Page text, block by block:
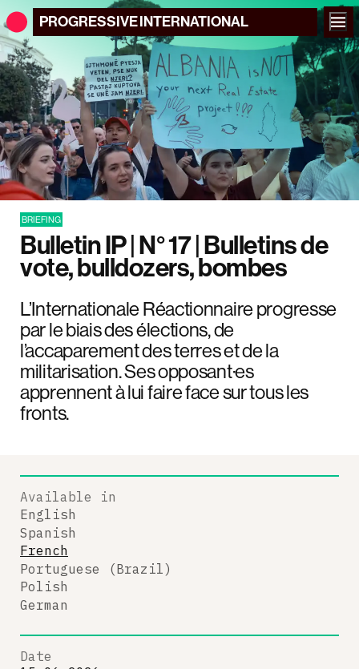
PROGRESSIVEINTERNATIONAL
BRIEFING
Bulletin IP | N° 17 | Bulletins de
vote, bulldozers, bombes
L’Internationale Réactionnaire progresse
par le biais des élections, de
l’accaparement des terres et de la
militarisation. Ses opposant·es
apprennent à lui faire face sur tous les
fronts.
Available in
English
Spanish
French
Portuguese (Brazil)
Polish
German
Date